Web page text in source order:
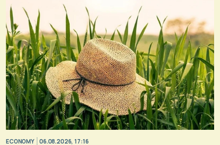
ECONOMY 06.08.2026, 17:16